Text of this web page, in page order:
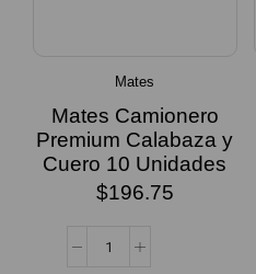
Mates
Mates Camionero
Premium Calabaza y
Cuero 10 Unidades
$196.75